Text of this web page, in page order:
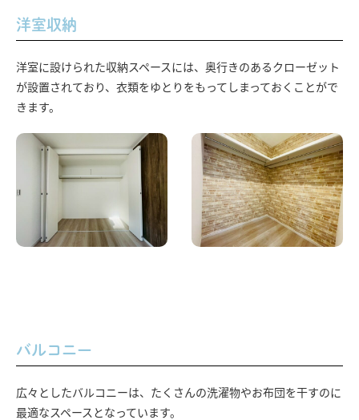
洋室収納
洋室に設けられた収納スペースには、奥行きのあるクローゼット
が設置されており、衣類をゆとりをもってしまっておくことがで
きます。
バルコニー
広々としたバルコニーは、たくさんの洗濯物やお布団を干すのに
最適なスペースとなっています。